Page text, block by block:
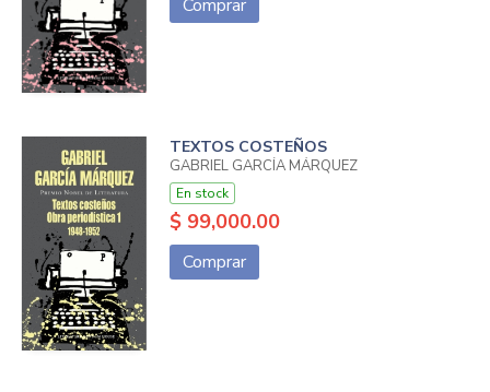
Comprar
TEXTOS COSTEÑOS
GABRIEL GARCÍA MÁRQUEZ
En stock
$ 99,000.00
Comprar